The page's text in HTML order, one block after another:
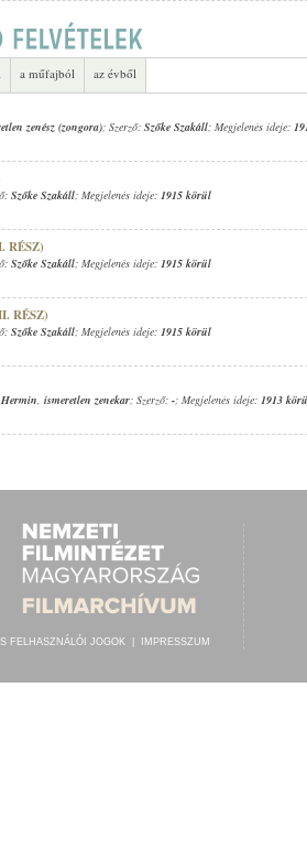
a műfajból az évből
zenész (zongora); Szerző: Szőke Szakáll; Megjelenés ideje:
Szőke Szakáll; Megjelenés ideje: 1915 körül
RÉSZ)
Szőke Szakáll; Megjelenés ideje: 1915 körül
RÉSZ)
Szőke Szakáll; Megjelenés ideje: 1915 körül
, ismeretlen zenekar; Szerző: -; Megjelenés ideje: 1913
FELHASZNÁLÓI JOGOK IMPRESSZUM